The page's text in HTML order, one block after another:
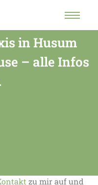
in Husum
– alle Infos
zu mir auf und